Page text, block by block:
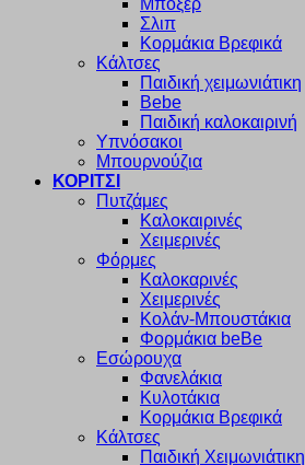
Μπόξερ
Σλιπ
Κορμάκια Βρεφικά
Κάλτσες
Παιδική χειμωνιάτικη
Bebe
Παιδική καλοκαιρινή
Υπνόσακοι
Μπουρνούζια
ΚΟΡΙΤΣΙ
Πυτζάμες
Καλοκαιρινές
Χειμερινές
Φόρμες
Καλοκαρινές
Χειμερινές
Κολάν-Μπουστάκια
Φορμάκια beBe
Εσώρουχα
Φανελάκια
Κυλοτάκια
Κορμάκια Βρεφικά
Κάλτσες
Παιδική Χειμωνιάτικη